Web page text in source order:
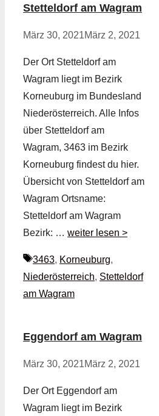
Stetteldorf am Wagram
März 30, 2021März 2, 2021
Der Ort Stetteldorf am
Wagram liegt im Bezirk
Korneuburg im Bundesland
Niederösterreich. Alle Infos
über Stetteldorf am
Wagram, 3463 im Bezirk
Korneuburg findest du hier.
Übersicht von Stetteldorf am
Wagram Ortsname:
Stetteldorf am Wagram
Bezirk: … weiter lesen >
Schlagwörter
3463, Korneuburg,
Niederösterreich, Stetteldorf
am Wagram
Eggendorf am Wagram
März 30, 2021März 2, 2021
Der Ort Eggendorf am
Wagram liegt im Bezirk